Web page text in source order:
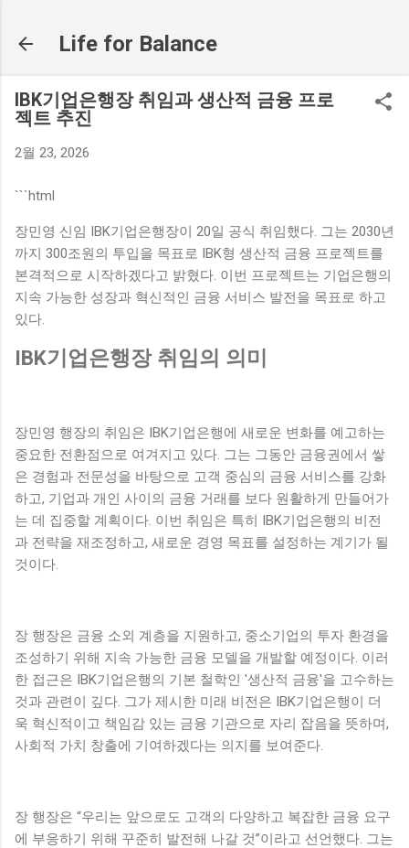
Life for Balance
IBK기업은행장 취임과 생산적 금융 프로
젝트 추진
2월 23, 2026
```html
장민영 신임 IBK기업은행장이 20일 공식 취임했다. 그는 2030년
까지 300조원의 투입을 목표로 IBK형 생산적 금융 프로젝트를
본격적으로 시작하겠다고 밝혔다. 이번 프로젝트는 기업은행의
지속 가능한 성장과 혁신적인 금융 서비스 발전을 목표로 하고
있다.
IBK기업은행장 취임의 의미
장민영 행장의 취임은 IBK기업은행에 새로운 변화를 예고하는
중요한 전환점으로 여겨지고 있다. 그는 그동안 금융권에서 쌓
은 경험과 전문성을 바탕으로 고객 중심의 금융 서비스를 강화
하고, 기업과 개인 사이의 금융 거래를 보다 원활하게 만들어가
는 데 집중할 계획이다. 이번 취임은 특히 IBK기업은행의 비전
과 전략을 재조정하고, 새로운 경영 목표를 설정하는 계기가 될
것이다.
장 행장은 금융 소외 계층을 지원하고, 중소기업의 투자 환경을
조성하기 위해 지속 가능한 금융 모델을 개발할 예정이다. 이러
한 접근은 IBK기업은행의 기본 철학인 '생산적 금융'을 고수하는
것과 관련이 깊다. 그가 제시한 미래 비전은 IBK기업은행이 더
욱 혁신적이고 책임감 있는 금융 기관으로 자리 잡음을 뜻하며,
사회적 가치 창출에 기여하겠다는 의지를 보여준다.
장 행장은 “우리는 앞으로도 고객의 다양하고 복잡한 금융 요구
에 부응하기 위해 꾸준히 발전해 나갈 것”이라고 선언했다. 그는